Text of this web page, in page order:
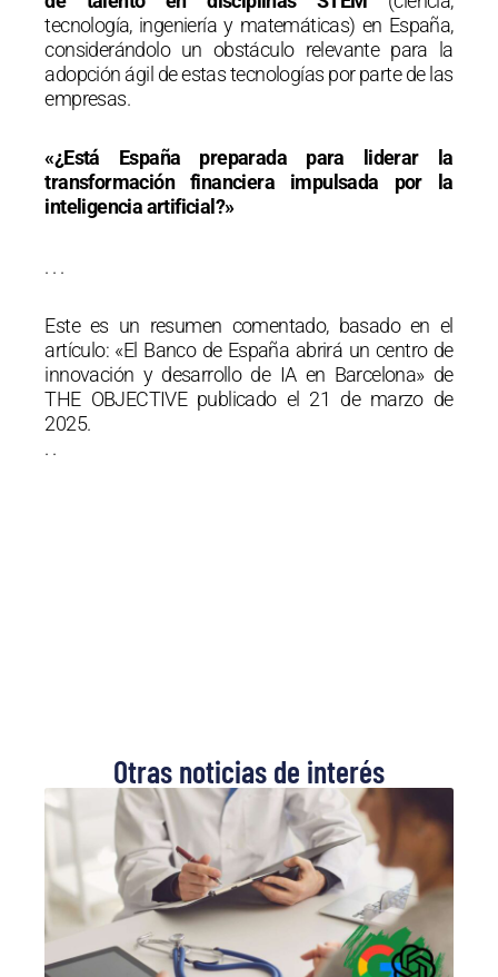
tecnología, ingeniería y matemáticas) en España,
considerándolo un obstáculo relevante para la
adopción ágil de estas tecnologías por parte de las
empresas.
«¿Está España preparada para liderar la
transformación financiera impulsada por la
inteligencia artificial?»
. . .
Este es un resumen comentado, basado en el
artículo: «El Banco de España abrirá un centro de
innovación y desarrollo de IA en Barcelona» de
THE OBJECTIVE publicado el 21 de marzo de
2025.
. .
Otras noticias de interés